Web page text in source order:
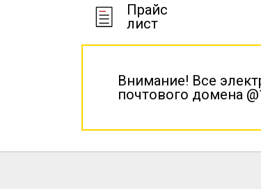
Прайс
лист
Внимание! Все
почтового домена